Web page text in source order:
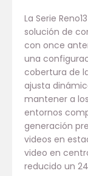
La Serie
solución de
con once
una
cobertura de
ajusta
mantener a
entornos
generación
videos en
video en
reducido un